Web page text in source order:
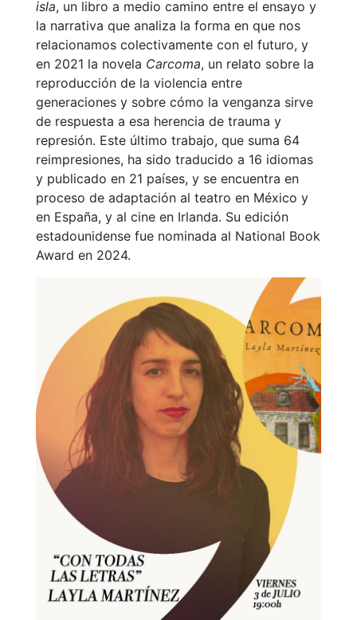
isla, un libro a medio camino entre el ensayo y
la narrativa que analiza la forma en que nos
relacionamos colectivamente con el futuro, y
en 2021 la novela Carcoma, un relato sobre la
reproducción de la violencia entre
generaciones y sobre cómo la venganza sirve
de respuesta a esa herencia de trauma y
represión. Este último trabajo, que suma 64
reimpresiones, ha sido traducido a 16 idiomas
y publicado en 21 países, y se encuentra en
proceso de adaptación al teatro en México y
en España, y al cine en Irlanda. Su edición
estadounidense fue nominada al National Book
Award en 2024.